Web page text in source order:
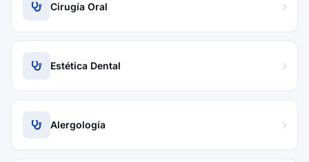
Cirugía Oral
Estética Dental
Alergología